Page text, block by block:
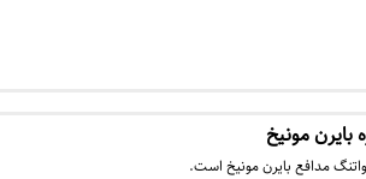
مونیخ
مدافع بایرن مونیخ است.